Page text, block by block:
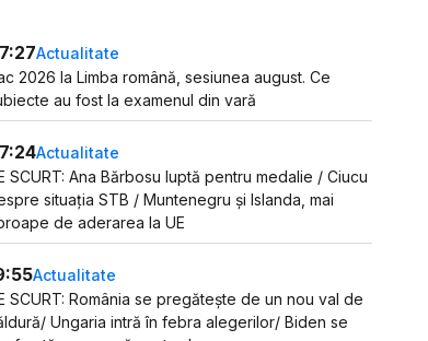
Actualitate
2026 la Limba română, sesiunea august. Ce
au fost la examenul din vară
Actualitate
SCURT: Ana Bărbosu luptă pentru medalie / Ciucu
situația STB / Muntenegru și Islanda, mai
de aderarea la UE
Actualitate
SCURT: România se pregătește de un nou val de
Ungaria intră în febra alegerilor/ Biden se